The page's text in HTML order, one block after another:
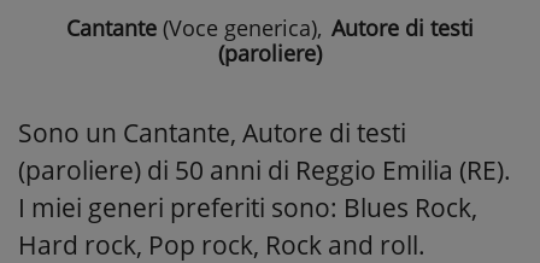
Cantante (Voce generica), Autore di testi
(paroliere)
Sono un Cantante, Autore di testi
(paroliere) di 50 anni di Reggio Emilia (RE).
I miei generi preferiti sono: Blues Rock,
Hard rock, Pop rock, Rock and roll.